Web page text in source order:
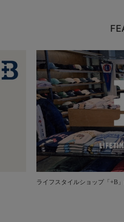
ライフスタイルショップ「+B